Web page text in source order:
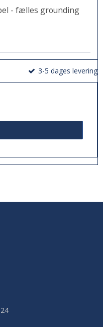
- fælles grounding
3-5 dages levering